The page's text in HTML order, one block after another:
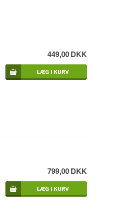
449,00DKK
799,00DKK